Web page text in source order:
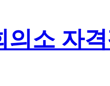
의소 자